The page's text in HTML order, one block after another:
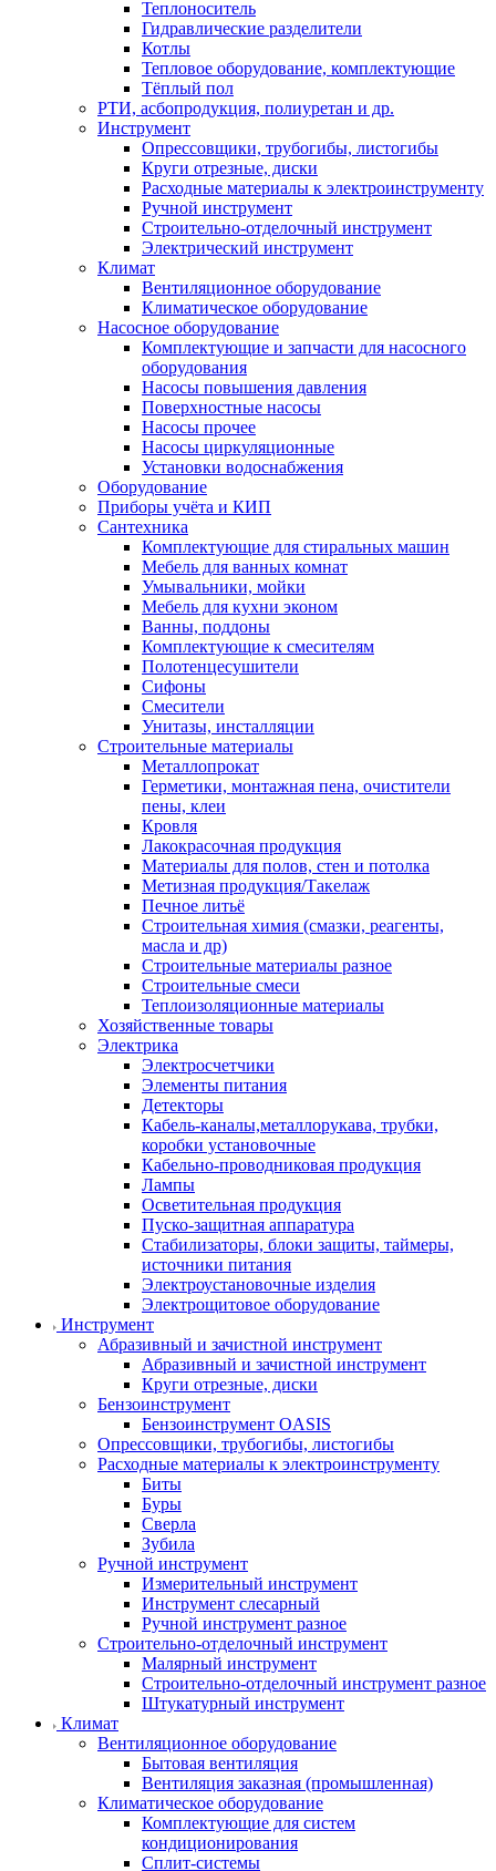
Теплоноситель
Гидравлические разделители
Котлы
Тепловое оборудование, комплектующие
Тёплый пол
РТИ, асбопродукция, полиуретан и др.
Инструмент
Опрессовщики, трубогибы, листогибы
Круги отрезные, диски
Расходные материалы к электроинструменту
Ручной инструмент
Строительно-отделочный инструмент
Электрический инструмент
Климат
Вентиляционное оборудование
Климатическое оборудование
Насосное оборудование
Комплектующие и запчасти для насосного
оборудования
Насосы повышения давления
Поверхностные насосы
Насосы прочее
Насосы циркуляционные
Установки водоснабжения
Оборудование
Приборы учёта и КИП
Сантехника
Комплектующие для стиральных машин
Мебель для ванных комнат
Умывальники, мойки
Мебель для кухни эконом
Ванны, поддоны
Комплектующие к смесителям
Полотенцесушители
Сифоны
Смесители
Унитазы, инсталляции
Строительные материалы
Металлопрокат
Герметики, монтажная пена, очистители
пены, клеи
Кровля
Лакокрасочная продукция
Материалы для полов, стен и потолка
Метизная продукция/Такелаж
Печное литьё
Строительная химия (смазки, реагенты,
масла и др)
Строительные материалы разное
Строительные смеси
Теплоизоляционные материалы
Хозяйственные товары
Электрика
Электросчетчики
Элементы питания
Детекторы
Кабель-каналы,металлорукава, трубки,
коробки установочные
Кабельно-проводниковая продукция
Лампы
Осветительная продукция
Пуско-защитная аппаратура
Стабилизаторы, блоки защиты, таймеры,
источники питания
Электроустановочные изделия
Электрощитовое оборудование
Инструмент
Абразивный и зачистной инструмент
Абразивный и зачистной инструмент
Круги отрезные, диски
Бензоинструмент
Бензоинструмент OASIS
Опрессовщики, трубогибы, листогибы
Расходные материалы к электроинструменту
Биты
Буры
Сверла
Зубила
Ручной инструмент
Измерительный инструмент
Инструмент слесарный
Ручной инструмент разное
Строительно-отделочный инструмент
Малярный инструмент
Строительно-отделочный инструмент разное
Штукатурный инструмент
Климат
Вентиляционное оборудование
Бытовая вентиляция
Вентиляция заказная (промышленная)
Климатическое оборудование
Комплектующие для систем
кондиционирования
Сплит-системы